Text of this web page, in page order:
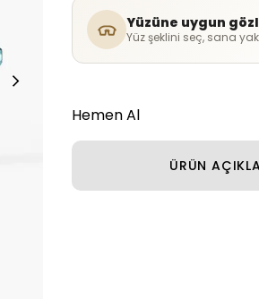
Yüzüne uygun
Yüz şeklini seç, sana
Hemen Al
ÜRÜN